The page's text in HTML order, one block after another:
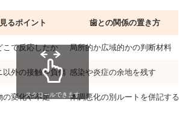
見るポイント 歯との関係の置き方
こで反応したか 局所的か広域的かの判断材料
以外の接触や負傷 感染や炎症の余地を残す
の変化や不足 体調悪化の別ルートを併記する
スクロールできます